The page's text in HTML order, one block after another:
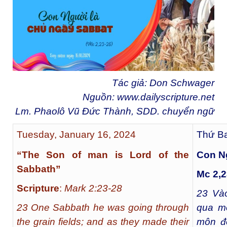
Tác giả: Don Schwager
Nguồn: www.dailyscripture.net
Lm. Phaolô Vũ Đức Thành, SDD. chuyển ngữ
Tuesday, January 16, 2024
“The Son of man is Lord of the
Sabbath”
Scripture: Mark 2:23-28
23 One Sabbath he was going through
the grain fields; and as they made their
Thứ
Con
Mc
23
qua
môn